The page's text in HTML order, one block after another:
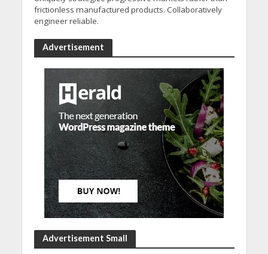
frictionless manufactured products. Collaboratively
engineer reliable.
Advertisement
Advertisement Small